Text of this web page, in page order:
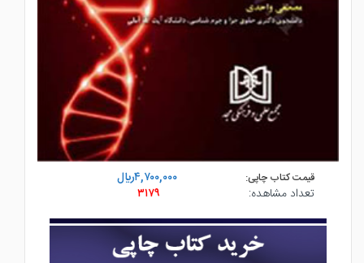
قیمت کتاب چاپی:
۴,۷۰۰,۰۰۰ريال
تعداد مشاهده:
۳۱۷۹